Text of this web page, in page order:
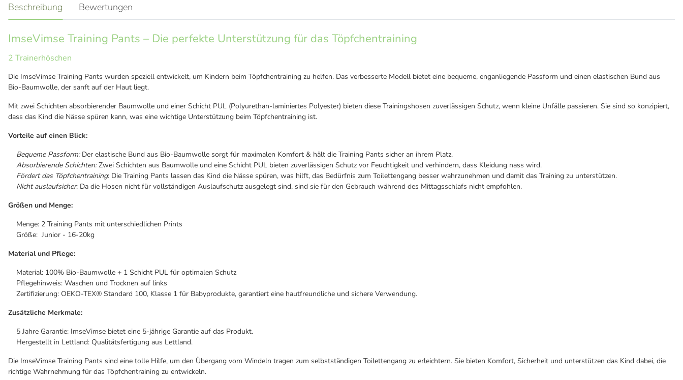
Beschreibung Bewertungen
ImseVimse Training Pants – Die perfekte Unterstützung für das Töpfchentraining
2 Trainerhöschen
Die ImseVimse Training Pants wurden speziell entwickelt, um Kindern beim Töpfchentraining zu helfen. Das verbesserte Modell bietet eine bequeme, enganliegende Passform und einen elastischen Bund aus
Bio-Baumwolle, der sanft auf der Haut liegt.
Mit zwei Schichten absorbierender Baumwolle und einer Schicht PUL (Polyurethan-laminiertes Polyester) bieten diese Trainingshosen zuverlässigen Schutz, wenn kleine Unfälle passieren. Sie sind so konzipiert,
dass das Kind die Nässe spüren kann, was eine wichtige Unterstützung beim Töpfchentraining ist.
Vorteile auf einen Blick:
Bequeme Passform:Der elastische Bund aus Bio-Baumwolle sorgt für maximalen Komfort & hält die Training Pants sicher an ihrem Platz.
Absorbierende Schichten:Zwei Schichten aus Baumwolle und eine Schicht PUL bieten zuverlässigen Schutz vor Feuchtigkeit und verhindern, dass Kleidung nass wird.
Fördert das Töpfchentraining: Die Training Pants lassen das Kind die Nässe spüren, was hilft, das Bedürfnis zum Toilettengang besser wahrzunehmen und damit das Training zu unterstützen.
Nicht auslaufsicher: Da die Hosen nicht für vollständigen Auslaufschutz ausgelegt sind, sind sie für den Gebrauch während des Mittagsschlafs nicht empfohlen.
Größen und Menge:
Menge: 2 Training Pants mit unterschiedlichen Prints
Größe: Junior - 16-20kg
Material und Pflege:
Material: 100% Bio-Baumwolle + 1 Schicht PUL für optimalen Schutz
Pflegehinweis: Waschen und Trocknen auf links
Zertifizierung: OEKO-TEX® Standard 100, Klasse 1 für Babyprodukte, garantiert eine hautfreundliche und sichere Verwendung.
Zusätzliche Merkmale:
5 Jahre Garantie: ImseVimse bietet eine 5-jährige Garantie auf das Produkt.
Hergestellt in Lettland: Qualitätsfertigung aus Lettland.
Die ImseVimse Training Pants sind eine tolle Hilfe, um den Übergang vom Windeln tragen zum selbstständigen Toilettengang zu erleichtern. Sie bieten Komfort, Sicherheit und unterstützen das Kind dabei, die
richtige Wahrnehmung für das Töpfchentraining zu entwickeln.